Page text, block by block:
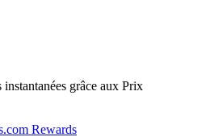
grâce aux Prix
Rewards